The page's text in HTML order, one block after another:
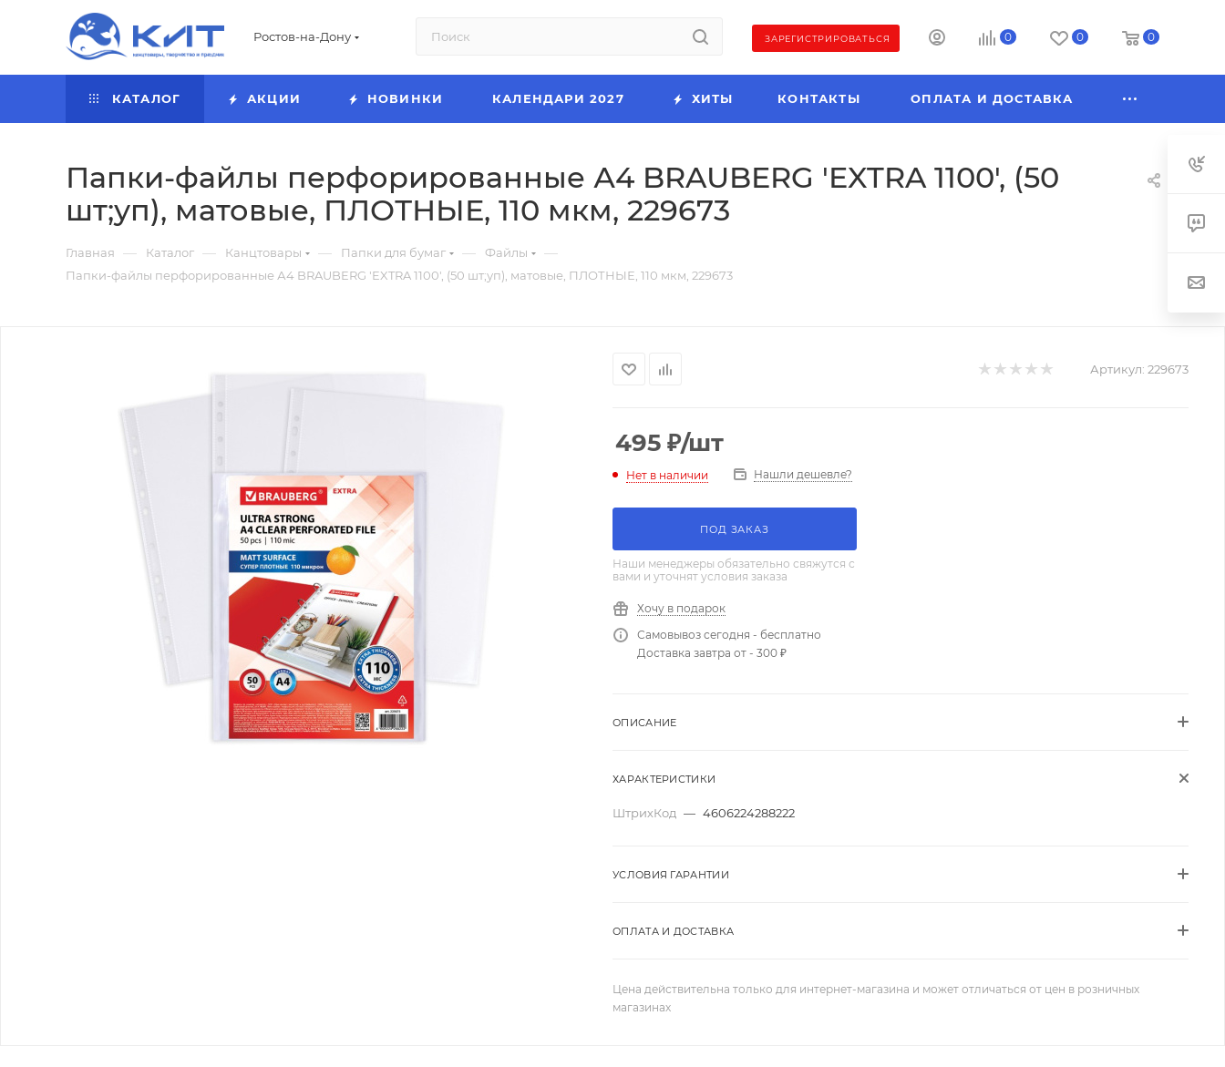
Ростов-на-Дону ЗАРЕГИСТРИРОВАТЬСЯ 0 0 0
КАТАЛОГ АКЦИИ НОВИНКИ КАЛЕНДАРИ 2027 ХИТЫ КОНТАКТЫ ОПЛАТА И ДОСТАВКА
Папки-файлы перфорированные А4 BRAUBERG 'EXTRA 1100', (50
шт;уп), матовые, ПЛОТНЫЕ, 110 мкм, 229673
Главная — Каталог — Канцтовары — Папки для бумаг — Файлы —
Папки-файлы перфорированные А4 BRAUBERG 'EXTRA 1100', (50 шт;уп), матовые, ПЛОТНЫЕ, 110 мкм, 229673
Артикул: 229673
495 ₽/шт
Нет в наличии Нашли дешевле?
ПОД ЗАКАЗ
Наши менеджеры обязательно свяжутся с
вами и уточнят условия заказа
Хочу в подарок
Самовывоз сегодня - бесплатно
Доставка завтра от - 300 ₽
ОПИСАНИЕ
ХАРАКТЕРИСТИКИ
ШтрихКод — 4606224288222
УСЛОВИЯ ГАРАНТИИ
ОПЛАТА И ДОСТАВКА
Цена действительна только для интернет-магазина и может отличаться от цен в розничных
магазинах